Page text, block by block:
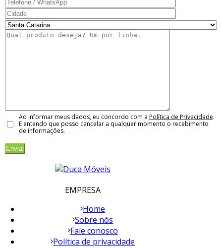
Ao informar meus dados, eu concordo com a Política de Privacidade.
E entendo que posso cancelar a qualquer momento o recebimento
de informações.
EMPRESA
Home
Sobre nós
Fale conosco
Política de privacidade